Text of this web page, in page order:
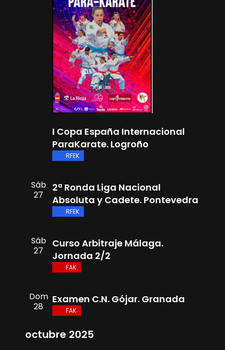
I Copa España Internacional
ParaKarate. Logroño
RFEK
Sáb
27
2ª Ronda Liga Nacional
Absoluta y Cadete. Pontevedra
RFEK
Sáb
27
Curso Arbitraje Málaga.
Jornada 2/2
FAK
Dom
28
Examen C.N. Gójar. Granada
FAK
octubre 2025